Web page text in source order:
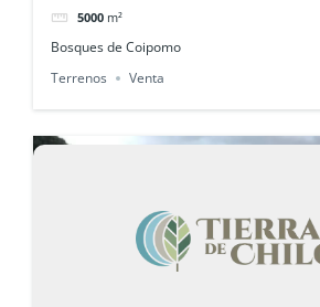
5000 m²
Bosques de Coipomo
Terrenos
Venta